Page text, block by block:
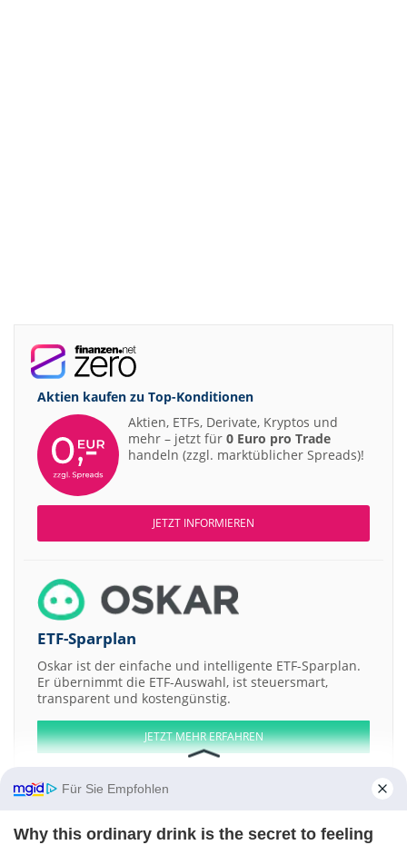
Aktien kaufen zu Top-Konditionen
Aktien, ETFs, Derivate, Kryptos und
mehr – jetzt für 0 Euro pro Trade
handeln (zzgl. marktüblicher Spreads)!
JETZT INFORMIEREN
ETF-Sparplan
Oskar ist der einfache und intelligente ETF-Sparplan.
Er übernimmt die ETF-Auswahl, ist steuersmart,
transparent und kostengünstig.
JETZT MEHR ERFAHREN
Für Sie Empfohlen
Why this ordinary drink is the secret to feeling